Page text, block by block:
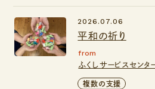
平和の祈り
2026.07.06
from
ふくしサービスセンタ
複数の支援